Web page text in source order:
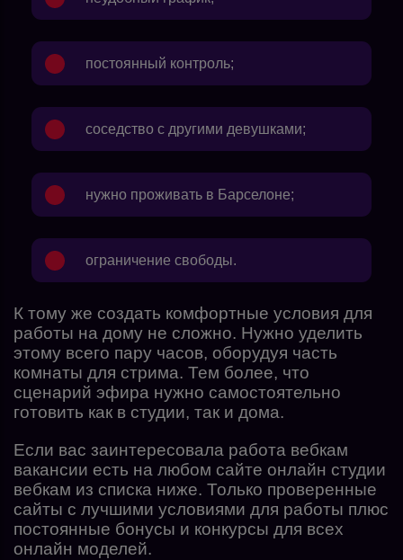
постоянный контроль;
соседство с другими девушками;
нужно проживать в Барселоне;
ограничение свободы.
К тому же создать комфортные условия для
работы на дому не сложно. Нужно уделить
этому всего пару часов, оборудуя часть
комнаты для стрима. Тем более, что
сценарий эфира нужно самостоятельно
готовить как в студии, так и дома.
Если вас заинтересовала работа вебкам
вакансии есть на любом сайте онлайн студии
вебкам из списка ниже. Только проверенные
сайты с лучшими условиями для работы плюс
постоянные бонусы и конкурсы для всех
онлайн моделей.